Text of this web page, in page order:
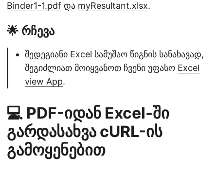
Binder1-1.pdf და myResultant.xlsx.
🌟 რჩევა
შედეგიანი Excel სამუშაო წიგნის სანახავად,
შეგიძლიათ მოიყვანოთ ჩვენი უფასო Excel
view App.
💻 PDF-იდან Excel-ში
გარდასახვა cURL-ის
გამოყენებით